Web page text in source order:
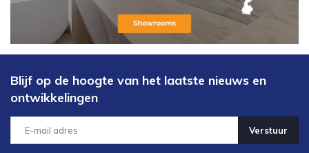
Blijf op de hoogte van het laatste nieuws en
ontwikkelingen
Verstuur